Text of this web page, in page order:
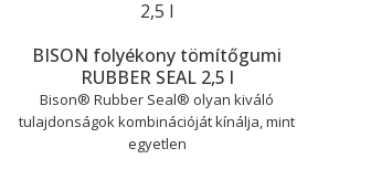
BISON folyékony tömítőgumi
RUBBER SEAL 2,5 l
Bison® Rubber Seal® olyan kiváló
tulajdonságok kombinációját kínálja, mint
egyetlen